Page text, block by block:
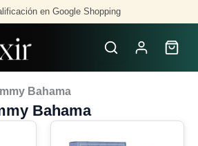
en Google Shopping
Bahama
Bahama